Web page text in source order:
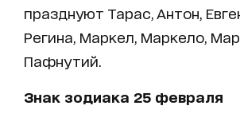
празднуют Тарас, Антон,
Регина, Маркел, Маркело,
Пафнутий.
Знак зодиака 25 февраля